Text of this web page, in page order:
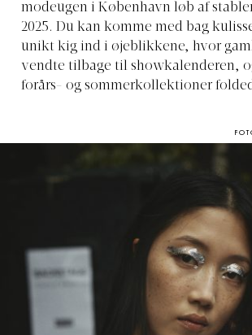
modeugen i København løb af
2025. Du kan komme med bag
unikt kig ind i øjeblikkene, hvor
vendte tilbage til showkalenderen,
forårs- og sommerkollektioner